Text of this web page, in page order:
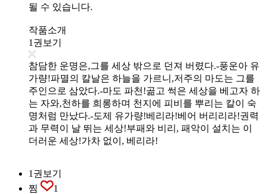
될 수 있습니다.
작품소개
1권보기
참담한 운명은,그를 세상 밖으로 던져 버렸다.-풍운아 유
가량!파멸의 칼날은 하늘을 가르니,저주의 마도는 그를
주인으로 삼았다.-마도 파천!곪고 썩은 세상을 베고자 하
는 자와,천하를 희롱하며 천지에 피비를 뿌리는 칼이 숙
명처럼 만났다.-도제 유가량!베리라!베어 버리리라!권력
과 무력이 날 뛰는 세상!부패와 비리, 패악이 설치는 이
더러운 세상!가차 없이, 베리라!
1권보기
찜
1